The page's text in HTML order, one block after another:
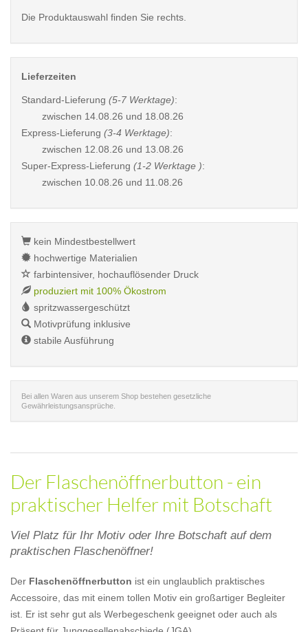
Die Produktauswahl finden Sie rechts.
Lieferzeiten
Standard-Lieferung (5-7 Werktage):
zwischen 14.08.26 und 18.08.26
Express-Lieferung (3-4 Werktage):
zwischen 12.08.26 und 13.08.26
Super-Express-Lieferung (1-2 Werktage ):
zwischen 10.08.26 und 11.08.26
kein Mindestbestellwert
hochwertige Materialien
farbintensiver, hochauflösender Druck
produziert mit 100% Ökostrom
spritzwassergeschützt
Motivprüfung inklusive
stabile Ausführung
Bei allen Waren aus unserem Shop bestehen gesetzliche
Gewährleistungsansprüche.
Der Flaschenöffnerbutton - ein
praktischer Helfer mit Botschaft
Viel Platz für Ihr Motiv oder Ihre Botschaft auf dem
praktischen Flaschenöffner!
Der Flaschenöffnerbutton ist ein unglaublich praktisches
Accessoire, das mit einem tollen Motiv ein großartiger Begleiter
ist. Er ist sehr gut als Werbegeschenk geeignet oder auch als